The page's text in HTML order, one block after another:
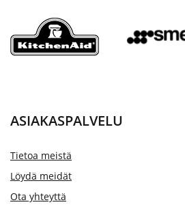
ASIAKASPALVELU
Tietoa meistä
Löydä meidät
Ota yhteyttä